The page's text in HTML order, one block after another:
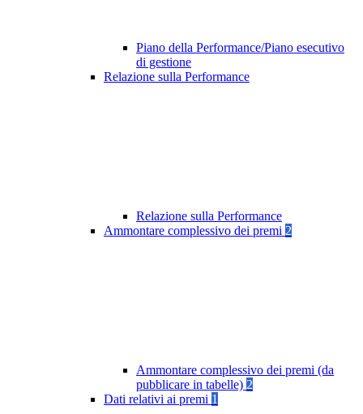
Piano della Performance/Piano esecutivo
di gestione
Relazione sulla Performance
Relazione sulla Performance
Ammontare complessivo dei premi 2
Ammontare complessivo dei premi (da
pubblicare in tabelle) 2
Dati relativi ai premi 1